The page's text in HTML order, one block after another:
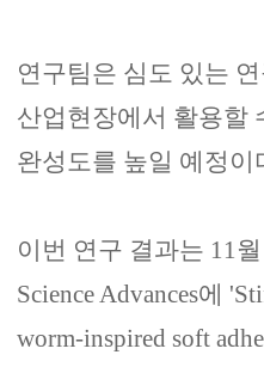
연구팀은 심도 있는
산업현장에서 활용할
완성도를 높일 예정이
이번 연구 결과는 11월
Science Advances에
worm-inspired soft